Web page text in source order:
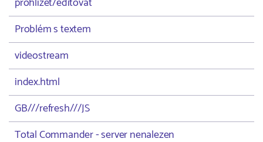
Problém s textem
videostream
index.html
GB///refresh///JS
Total Commander - server nenalezen